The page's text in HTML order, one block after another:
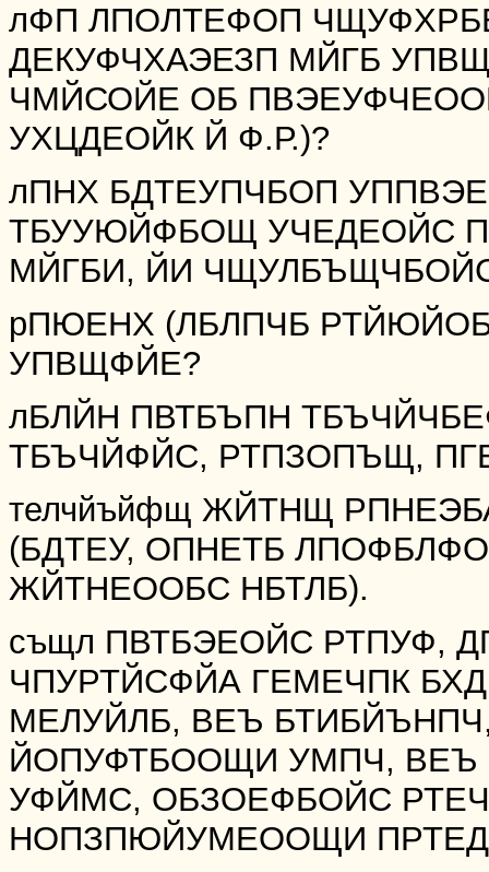
лФП ЛПОЛТЕФОП
ДЕКУФЧХАЭЕЗП МЙГБ
ЧМЙСОЙЕ ОБ
УХЦДЕОЙК Й Ф.Р.)?
лПНХ БДТЕУПЧБОП
ТБУУЮЙФБОЩ УЧЕДЕОЙС
МЙГБИ, ЙИ
рПЮЕНХ (ЛБЛПЧБ
УПВЩФЙЕ?
лБЛЙН ПВТБЪПН
ТБЪЧЙФЙС, РТПЗОПЪЩ,
телчйъйфщ ЖЙТНЩ
(БДТЕУ, ОПНЕТБ
ЖЙТНЕООБС НБТЛБ).
същл ПВТБЭЕОЙС РТПУФ,
ЧПУРТЙСФЙА ГЕМЕЧПК
МЕЛУЙЛБ, ВЕЪ
ЙОПУФТБООЩИ УМПЧ, ВЕЪ
УФЙМС, ОБЗОЕФБОЙС
НОПЗПЮЙУМЕООЩИ